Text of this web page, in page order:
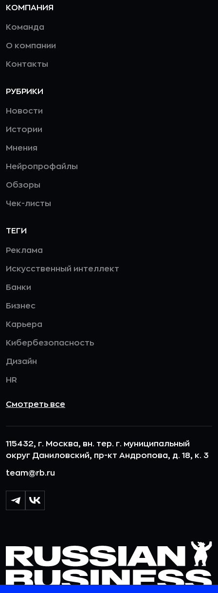
КОМПАНИЯ
Команда
О компании
Контакты
РУБРИКИ
Новости
Истории
Мнения
Нейропрофайлы
Обзоры
Чек-листы
ТЕГИ
Реклама
Искусственный интеллект
Банки
Бизнес
Карьера
Кибербезопасность
Дизайн
HR
Смотреть все
115432, г. Москва, вн. тер. г. муниципальный
округ Даниловский, пр-кт Андропова, д. 18, к. 3
team@rb.ru